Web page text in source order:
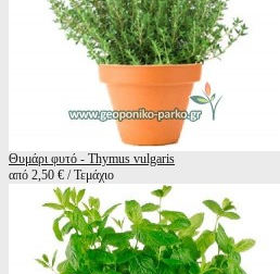
Θυμάρι φυτό - Thymus vulgaris
από 2,50 € / Τεμάχιο